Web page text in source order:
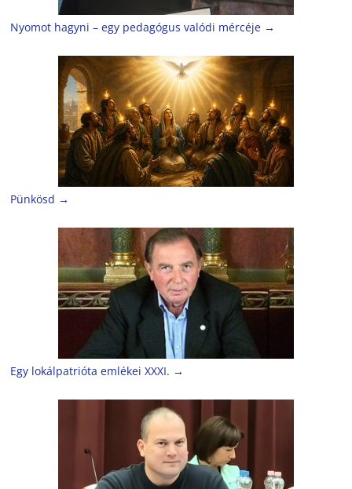
Nyomot hagyni – egy pedagógus valódi mércéje →
Pünkösd →
Egy lokálpatrióta emlékei XXXI. →